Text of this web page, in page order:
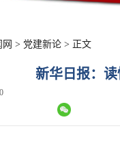
> 党建新论 > 正文
新华日报：